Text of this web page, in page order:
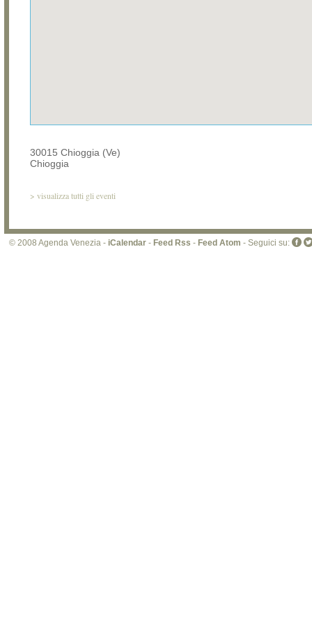
30015 Chioggia (Ve)
Chioggia
> visualizza tutti gli eventi
© 2008 Agenda Venezia - iCalendar - Feed Rss - Feed Atom - Seguici su: